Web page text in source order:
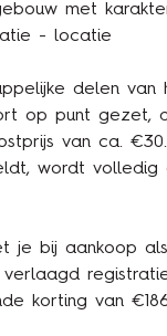
met
- locatie
delen van
op punt gezet,
van ca.
wordt volledig
je bij aankoop
korting van